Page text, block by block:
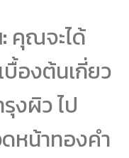
คุณจะได้
บื้องต้นเกี่ยว
งผิว ไป
หน้าทองคำ